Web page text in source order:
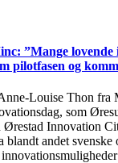
”Mange
pilotfasen og
Louise Thon fra
som
Ørestad Innovation
blandt andet svenske